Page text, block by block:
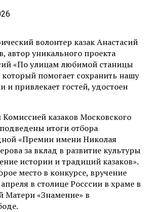
волонтер казак Анастасий
автор уникального проекта
«По улицам любимой станицы
который помогает сохранить нашу
и привлекает гостей, удостоен
казаков Московского
подведены итоги отбора
«Премии имени Николая
за вклад в развитие культуры
истории и традиций казаков».
место в конкурсе, вручение
в столице Росссии в храме в
Матери «Знамение» в